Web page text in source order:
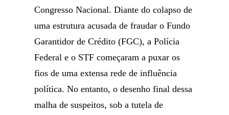
Congresso Nacional. Diante do colapso de
uma estrutura acusada de fraudar o Fundo
Garantidor de Crédito (FGC), a Polícia
Federal e o STF começaram a puxar os
fios de uma extensa rede de influência
política. No entanto, o desenho final dessa
malha de suspeitos, sob a tutela de